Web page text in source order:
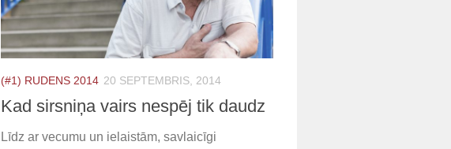
(#1) RUDENS 2014 20 SEPTEMBRIS, 2014
Kad sirsniņa vairs nespēj tik daudz
Līdz ar vecumu un ielaistām, savlaicīgi